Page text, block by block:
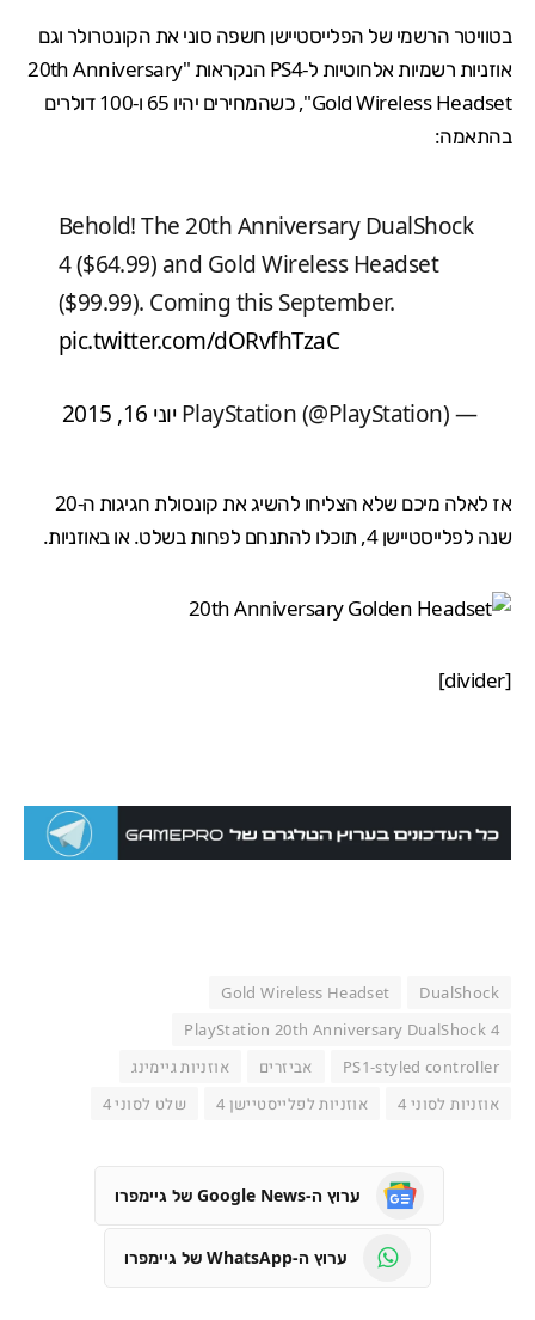
בטוויטר הרשמי של הפלייסטיישן חשפה סוני את הקונטרולר וגם
אוזניות רשמיות אלחוטיות ל-PS4 הנקראות "20th Anniversary
Gold Wireless Headset", כשהמחירים יהיו 65 ו-100 דולרים
בהתאמה:
Behold! The 20th Anniversary DualShock
4 ($64.99) and Gold Wireless Headset
($99.99). Coming this September.
pic.twitter.com/dORvfhTzaC
— PlayStation (@PlayStation) יוני 16, 2015
אז לאלה מיכם שלא הצליחו להשיג את קונסולת חגיגות ה-20
שנה לפלייסטיישן 4, תוכלו להתנחם לפחות בשלט. או באוזניות.
[divider]
DualShock
Gold Wireless Headset
PlayStation 20th Anniversary DualShock 4
PS1-styled controller
אביזרים
אוזניות גיימינג
אוזניות לסוני 4
אוזניות לפלייסטיישן 4 שלט לסוני 4
ערוץ ה-Google News של גיימפרו
ערוץ ה-WhatsApp של גיימפרו